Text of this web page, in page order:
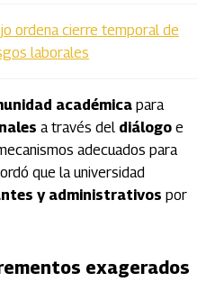
ordena cierre temporal de
laborales
académica para
a través del diálogo e
adecuados para
que la universidad
y administrativos por
exagerados